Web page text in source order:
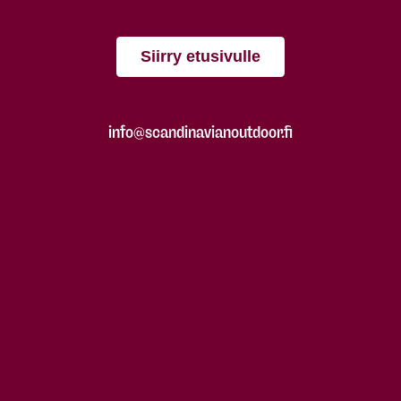
Siirry etusivulle
info@scandinavianoutdoor.fi